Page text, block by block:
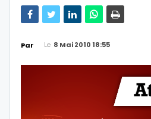
Par Le 8 Mai 2010 18:55